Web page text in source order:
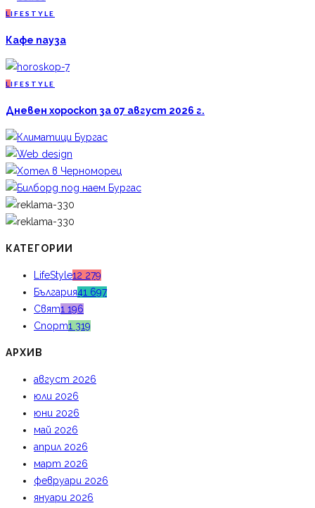
L IFESTYLE
Кафе пауза
L IFESTYLE
Дневен хороскоп за 07 август 2026 г.
КАТЕГОРИИ
LifeStyle12 279
България41 697
Свят1 196
Спорт1 319
АРХИВ
август 2026
юли 2026
юни 2026
май 2026
април 2026
март 2026
февруари 2026
януари 2026